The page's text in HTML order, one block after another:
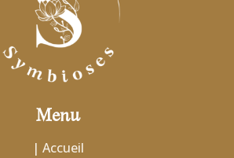
Menu
| Accueil